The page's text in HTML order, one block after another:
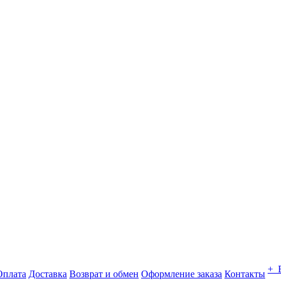
Доставка Возврат и обмен Оформление заказа Контакты +